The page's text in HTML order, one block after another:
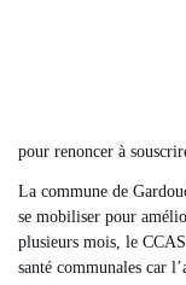
pour renoncer à
La commune de
se mobiliser pour
plusieurs mois, le
santé communales car